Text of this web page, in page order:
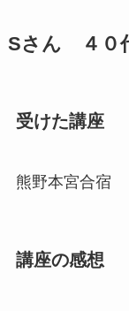
Sさん ４０
受けた講座
熊野本宮合宿
講座の感想